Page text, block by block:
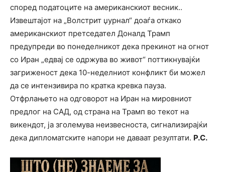
според податоците на американскиот весник..
Извештајот на „Волстрит џурнал“ доаѓа откако
американскиот претседател Доналд Трамп
предупреди во понеделникот дека прекинот на огнот
со Иран „едвај се одржува во живот“ поттикнувајќи
загриженост дека 10-неделниот конфликт би можел
да се интензивира по кратка кревка пауза.
Отфрлањето на одговорот на Иран на мировниот
предлог на САД, од страна на Трамп во текот на
викендот, ја зголемува неизвесноста, сигнализирајќи
дека дипломатските напори не даваат резултати. Р.С.